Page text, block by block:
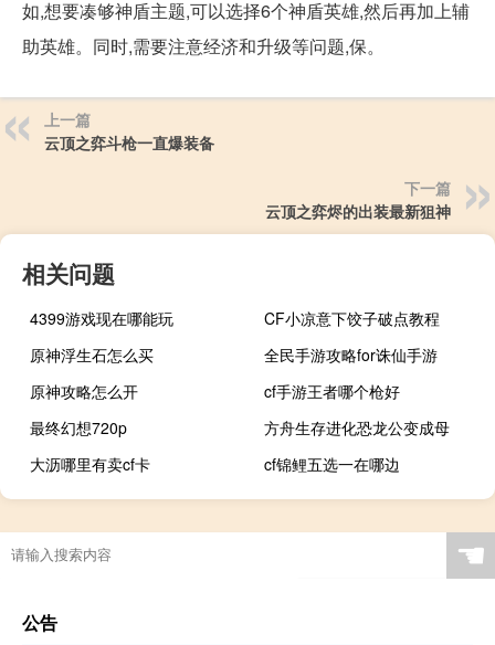
如,想要凑够神盾主题,可以选择6个神盾英雄,然后再加上辅
助英雄。同时,需要注意经济和升级等问题,保。
上一篇
云顶之弈斗枪一直爆装备
下一篇
云顶之弈烬的出装最新狙神
相关问题
4399游戏现在哪能玩
CF小凉意下饺子破点教程
原神浮生石怎么买
全民手游攻略for诛仙手游
原神攻略怎么开
cf手游王者哪个枪好
最终幻想720p
方舟生存进化恐龙公变成母
大沥哪里有卖cf卡
cf锦鲤五选一在哪边
☚
公告